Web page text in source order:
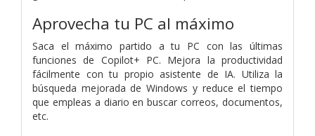
Aprovecha tu PC al máximo
Saca el máximo partido a tu PC con las últimas
funciones de Copilot+ PC. Mejora la productividad
fácilmente con tu propio asistente de IA. Utiliza la
búsqueda mejorada de Windows y reduce el tiempo
que empleas a diario en buscar correos, documentos,
etc.